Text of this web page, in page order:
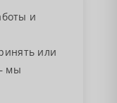
и
или
мы